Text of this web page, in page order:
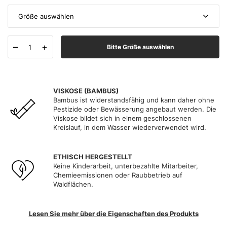
Größe auswählen
– + Bitte Größe auswählen
VISKOSE (BAMBUS)
Bambus ist widerstandsfähig und kann daher ohne
Pestizide oder Bewässerung angebaut werden. Die
Viskose bildet sich in einem geschlossenen
Kreislauf, in dem Wasser wiederverwendet wird.
ETHISCH HERGESTELLT
Keine Kinderarbeit, unterbezahlte Mitarbeiter,
Chemieemissionen oder Raubbetrieb auf
Waldflächen.
Lesen Sie mehr über die Eigenschaften des Produkts